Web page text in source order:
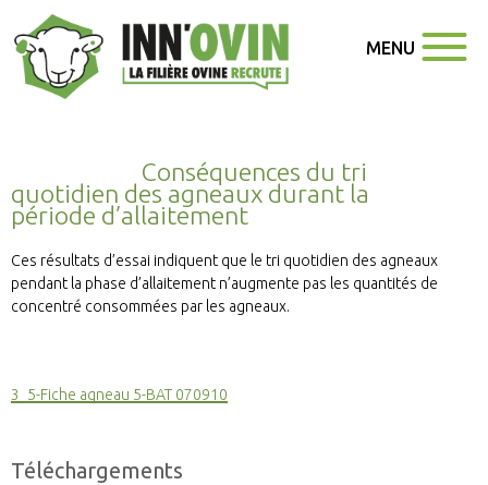
MENU
Conséquences du tri
quotidien des agneaux durant la
période d’allaitement
Ces résultats d’essai indiquent que le tri quotidien des agneaux
pendant la phase d’allaitement n’augmente pas les quantités de
concentré consommées par les agneaux.
3_5-Fiche agneau 5-BAT 070910
Téléchargements